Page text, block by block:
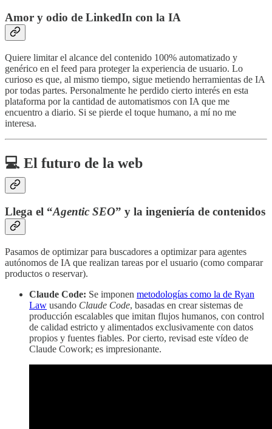
Amor y odio de LinkedIn con la IA
Quiere limitar el alcance del contenido 100% automatizado y
genérico en el feed para proteger la experiencia de usuario. Lo
curioso es que, al mismo tiempo, sigue metiendo herramientas de IA
por todas partes. Personalmente he perdido cierto interés en esta
plataforma por la cantidad de automatismos con IA que me
encuentro a diario. Si se pierde el toque humano, a mí no me
interesa.
💻 El futuro de la web
Llega el “Agentic SEO” y la ingeniería de contenidos
Pasamos de optimizar para buscadores a optimizar para agentes
autónomos de IA que realizan tareas por el usuario (como comparar
productos o reservar).
Claude Code: Se imponen metodologías como la de Ryan
Law usando Claude Code, basadas en crear sistemas de
producción escalables que imitan flujos humanos, con control
de calidad estricto y alimentados exclusivamente con datos
propios y fuentes fiables. Por cierto, revisad este vídeo de
Claude Cowork; es impresionante.